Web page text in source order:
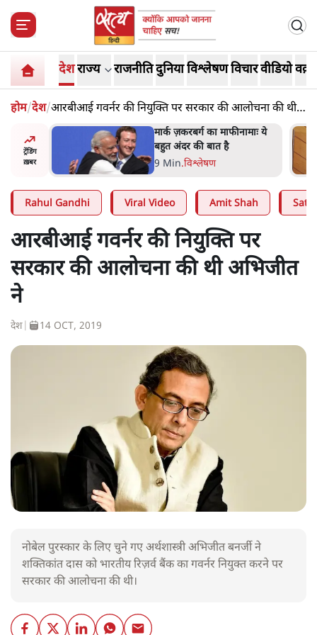
देशराज्य राजनीतिदुनियाविश्लेषणविचारवीडियो
होम/देश/आरबीआई गवर्नर की नियुक्ति पर सरकार की आलोचना की थी
अभिजीत ने
ट्रेंडिंग
ख़बर
भागवत
मार्क ज़करबर्ग का माफीनामाः ये
बहुत अंदर की बात है
9 Min.विश्लेषण
Rahul Gandhi Viral Video Amit Shah
आरबीआई गवर्नर की नियुक्ति पर
सरकार की आलोचना की थी अभिजीत
ने
देश 14 OCT, 2019
नोबेल पुरस्कार के लिए चुने गए अर्थशास्त्री अभिजीत बनर्जी ने
शक्तिकांत दास को भारतीय रिज़र्व बैंक का गवर्नर नियुक्त करने पर
सरकार की आलोचना की थी।